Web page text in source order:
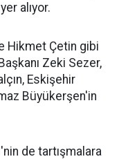
alıyor.
Hikmet Çetin gibi
Zeki Sezer,
Eskişehir
Büyükerşen'in
de tartışmalara